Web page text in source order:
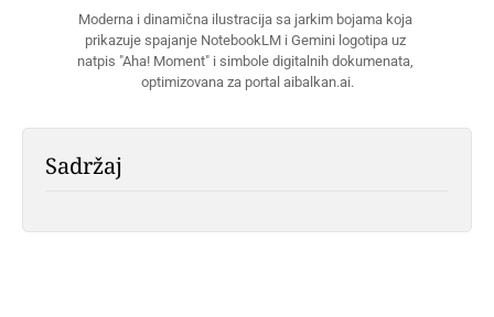
Moderna i dinamična ilustracija sa jarkim bojama koja
prikazuje spajanje NotebookLM i Gemini logotipa uz
natpis "Aha! Moment" i simbole digitalnih dokumenata,
optimizovana za portal aibalkan.ai.
Sadržaj